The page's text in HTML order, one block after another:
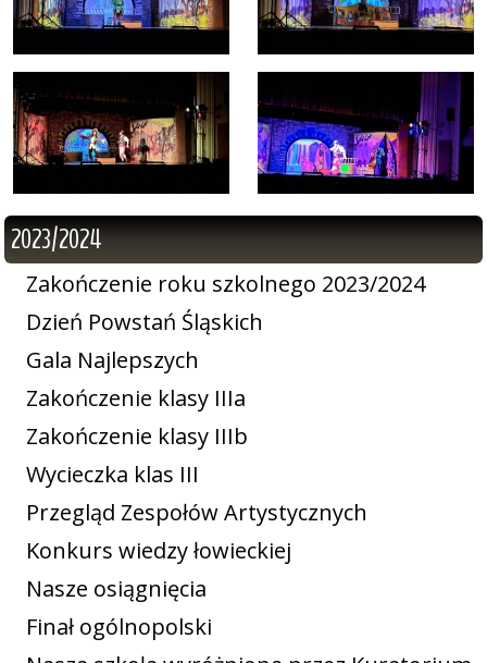
2023/2024
Zakończenie roku szkolnego 2023/2024
Dzień Powstań Śląskich
Gala Najlepszych
Zakończenie klasy IIIa
Zakończenie klasy IIIb
Wycieczka klas III
Przegląd Zespołów Artystycznych
Konkurs wiedzy łowieckiej
Nasze osiągnięcia
Finał ogólnopolski